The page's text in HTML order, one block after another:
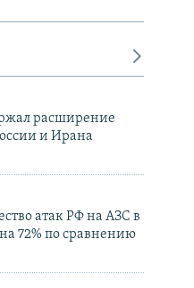
расширение
и Ирана
атак РФ на АЗС в
72% по сравнению